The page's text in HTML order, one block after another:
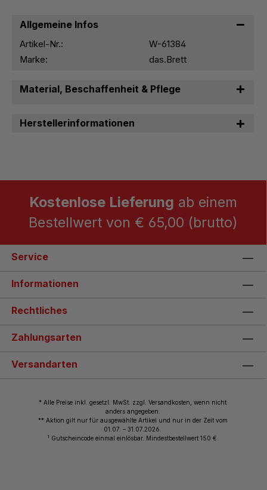
Allgemeine Infos
Artikel-Nr.:
W-61384
Marke:
das.Brett
Material, Beschaffenheit & Pflege
Herstellerinformationen
Kostenlose Lieferung ab einem
Bestellwert von € 65,00 (brutto)
Service
Informationen
Rechtliches
Zahlungsarten
Versandarten
* Alle Preise inkl. gesetzl. MwSt. zzgl. Versandkosten, wenn nicht
anders angegeben.
** Aktion gilt nur für ausgewählte Artikel und nur in der Zeit vom
01.07. – 31.07.2026.
1 Gutscheincode einmal einlösbar. Mindestbestellwert 150 €.